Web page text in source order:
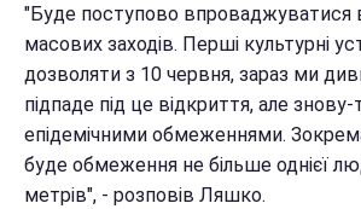
"Буде поступово впроваджуватися
масових заходів. Перші культурні
дозволяти з 10 червня, зараз ми
підпаде під це відкриття, але
епідемічними обмеженнями.
буде обмеження не більше однієї
метрів", - розповів Ляшко.